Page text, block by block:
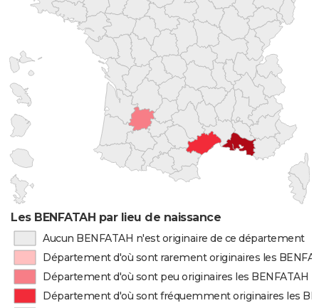
Les BENFATAH par lieu de naissance
Aucun BENFATAH n'est originaire de ce département
Département d'où sont rarement originaires les
Département d'où sont peu originaires les BENFATAH
Département d'où sont fréquemment originaires les